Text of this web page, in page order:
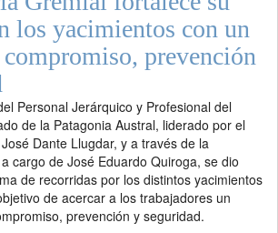
los yacimientos con un
compromiso, prevención
Personal Jerárquico y Profesional del
de la Patagonia Austral, liderado por el
Dante Llugdar, y a través de la
cargo de José Eduardo Quiroga, se dio
de recorridas por los distintos yacimientos
de acercar a los trabajadores un
prevención y seguridad.